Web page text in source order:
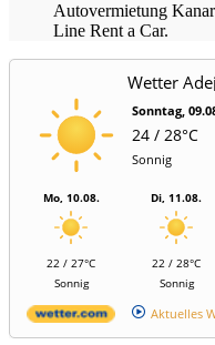
Autovermietung
Line Rent a Car.
Wetter
Sonntag,
24 / 28°C
Sonnig
Mo, 10.08.
22 / 27°C
Sonnig
Di, 11.08.
22 / 28°C
Sonnig
Aktuelles